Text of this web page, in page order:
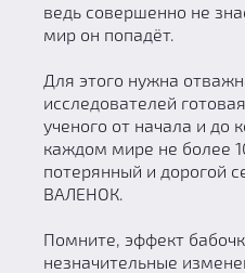
ведь совершенно не
мир он попадёт.
Для этого нужна
исследователей
ученого от начала и до
каждом мире не более
потерянный и дорогой
ВАЛЕНОК.
Помните, эффект
незначительные